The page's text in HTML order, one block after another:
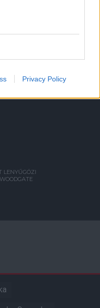
Privacy Policy
UNITED
LENYŰGÖZI